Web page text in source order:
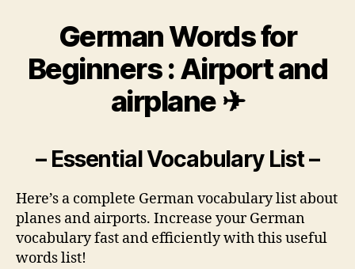
German Words for
Beginners : Airport and
airplane ✈
– Essential Vocabulary List –
Here’s a complete German vocabulary list about
planes and airports. Increase your German
vocabulary fast and efficiently with this useful
words list!